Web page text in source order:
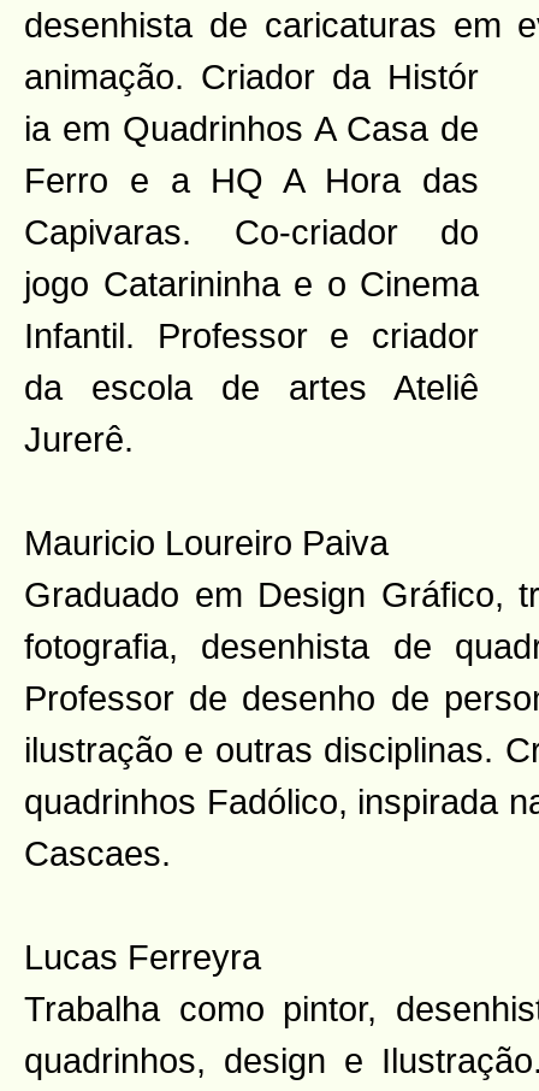
desenhista de caricaturas em
animação. Criador da Histór
ia em Quadrinhos A Casa de
Ferro e a HQ A Hora das
Capivaras. Co-criador do
jogo Catarininha e o Cinema
Infantil. Professor e criador
da escola de artes Ateliê
Jurerê.
Mauricio Loureiro Paiva
Graduado em Design Gráfico,
fotografia, desenhista de
Professor de desenho de
ilustração e outras disciplinas.
quadrinhos Fadólico, inspirada
Cascaes.
Lucas Ferreyra
Trabalha como pintor,
quadrinhos, design e